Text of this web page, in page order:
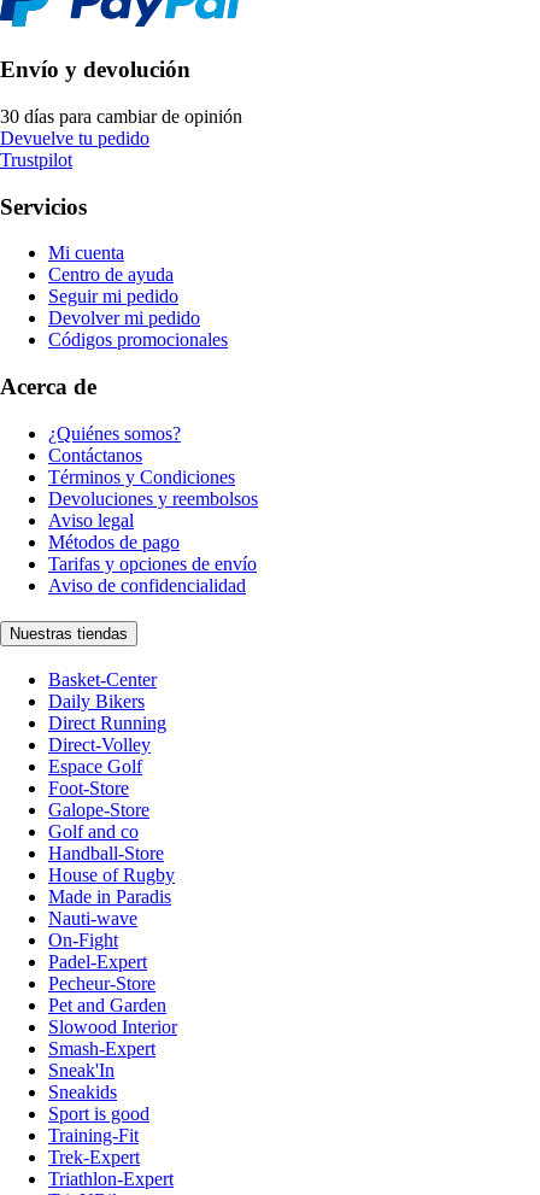
Envío y devolución
30 días para cambiar de opinión
Devuelve tu pedido
Trustpilot
Servicios
Mi cuenta
Centro de ayuda
Seguir mi pedido
Devolver mi pedido
Códigos promocionales
Acerca de
¿Quiénes somos?
Contáctanos
Términos y Condiciones
Devoluciones y reembolsos
Aviso legal
Métodos de pago
Tarifas y opciones de envío
Aviso de confidencialidad
Nuestras tiendas
Basket-Center
Daily Bikers
Direct Running
Direct-Volley
Espace Golf
Foot-Store
Galope-Store
Golf and co
Handball-Store
House of Rugby
Made in Paradis
Nauti-wave
On-Fight
Padel-Expert
Pecheur-Store
Pet and Garden
Slowood Interior
Smash-Expert
Sneak'In
Sneakids
Sport is good
Training-Fit
Trek-Expert
Triathlon-Expert